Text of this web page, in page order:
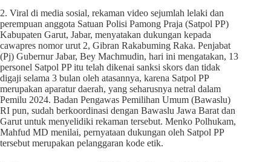
2. Viral di media sosial, rekaman video sejumlah lelaki dan
perempuan anggota Satuan Polisi Pamong Praja (Satpol PP)
Kabupaten Garut, Jabar, menyatakan dukungan kepada
cawapres nomor urut 2, Gibran Rakabuming Raka. Penjabat
(Pj) Gubernur Jabar, Bey Machmudin, hari ini mengatakan, 13
personel Satpol PP itu telah dikenai sanksi skors dan tidak
digaji selama 3 bulan oleh atasannya, karena Satpol PP
merupakan aparatur daerah, yang seharusnya netral dalam
Pemilu 2024. Badan Pengawas Pemilihan Umum (Bawaslu)
RI pun, sudah berkoordinasi dengan Bawaslu Jawa Barat dan
Garut untuk menyelidiki rekaman tersebut. Menko Polhukam,
Mahfud MD menilai, pernyataan dukungan oleh Satpol PP
tersebut merupakan pelanggaran kode etik.